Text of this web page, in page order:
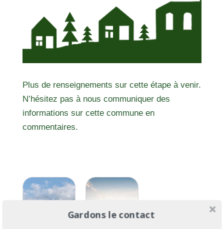
Plus de renseignements sur cette étape à venir.
N’hésitez pas à nous communiquer des
informations sur cette commune en
commentaires.
Gardons le contact